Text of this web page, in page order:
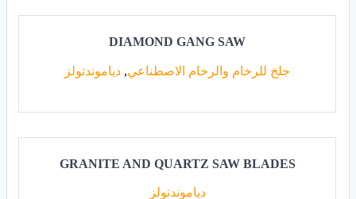
DIAMOND GANG SAW
جلخ للرخام والرخام الاصطناعي, دياموندتولز
GRANITE AND QUARTZ SAW BLADES
دياموندتولز